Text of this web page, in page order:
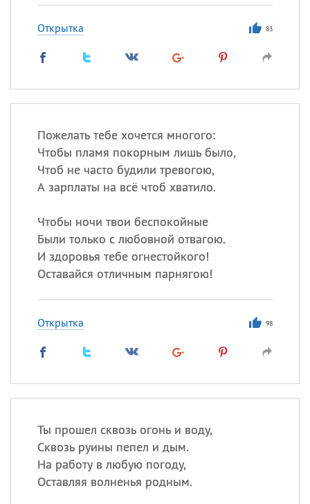
Открытка 83
Пожелать тебе хочется многого:
Чтобы пламя покорным лишь было,
Чтоб не часто будили тревогою,
А зарплаты на всё чтоб хватило.
Чтобы ночи твои беспокойные
Были только с любовной отвагою.
И здоровья тебе огнестойкого!
Оставайся отличным парнягою!
Открытка 98
Ты прошел сквозь огонь и воду,
Сквозь руины пепел и дым.
На работу в любую погоду,
Оставляя волненья родным.
Макар
Анна